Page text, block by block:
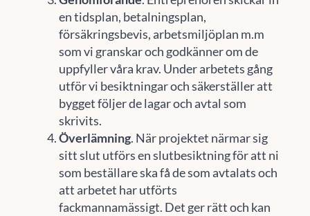
en tidsplan, betalningsplan,
försäkringsbevis, arbetsmiljöplan m.m
som vi granskar och godkänner om de
uppfyller våra krav. Under arbetets gång
utför vi besiktningar och säkerställer att
bygget följer de lagar och avtal som
skrivits.
Överlämning. När projektet närmar sig
sitt slut utförs en slutbesiktning för att ni
som beställare ska få de som avtalats och
att arbetet har utförts
fackmannamässigt. Det ger rätt och kan